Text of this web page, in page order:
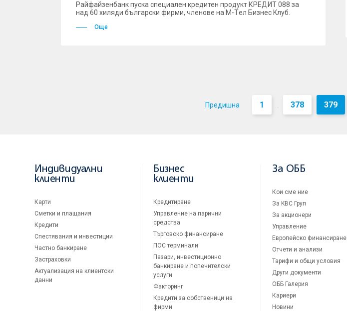
Райфайзенбанк пуска специален кредитен продукт КРЕДИТ 088 за
над 60 хиляди български фирми, членове на М-Tел Бизнес Kлуб.
Още
Предишна 1 ... 378 379
Индивидуални
клиенти
Карти
Сметки и плащания
Кредити
Спестявания и инвестиции
Частно банкиране
Застраховки
Актуализация на клиентски
данни
Бизнес
клиенти
Кредитиране
Управление на парични
средства
Търговско финансиране
ПОС терминали
Пазари, инвестиционно
банкиране и попечителски
услуги
Факторинг
Кредити за собственици на
фирми
За ОББ
Кои сме ние
За KBC Груп
За акционери
Управление
Европейско финансиране
Отчети и анализи
Тарифи и общи условия
Други документи
ОББ Галерия
Кариери
Новини